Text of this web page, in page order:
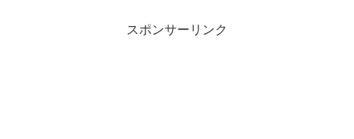
スポンサーリンク